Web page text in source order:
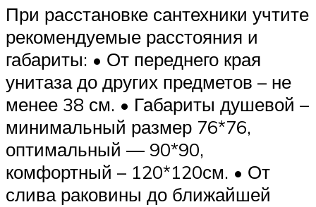
При расстановке сантехники учтите
рекомендуемые расстояния и
габариты: • От переднего края
унитаза до других предметов – не
менее 38 см. • Габариты душевой –
минимальный размер 76*76,
оптимальный — 90*90,
комфортный – 120*120см. • От
слива раковины до ближайшей